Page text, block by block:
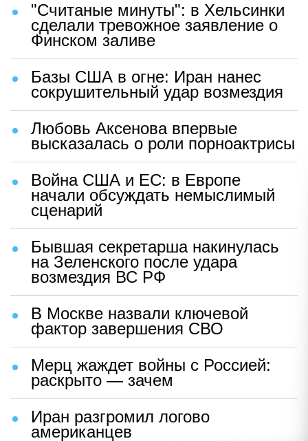
"Считаные минуты": в Хельсинки
сделали тревожное заявление о
Финском заливе
Базы США в огне: Иран нанес
сокрушительный удар возмездия
Любовь Аксенова впервые
высказалась о роли порноактрисы
Война США и ЕС: в Европе
начали обсуждать немыслимый
сценарий
Бывшая секретарша накинулась
на Зеленского после удара
возмездия ВС РФ
В Москве назвали ключевой
фактор завершения СВО
Мерц жаждет войны с Россией:
раскрыто — зачем
Иран разгромил логово
американцев